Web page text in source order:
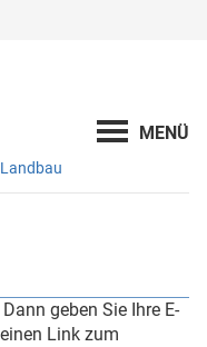
geben Sie Ihre E-
Link zum